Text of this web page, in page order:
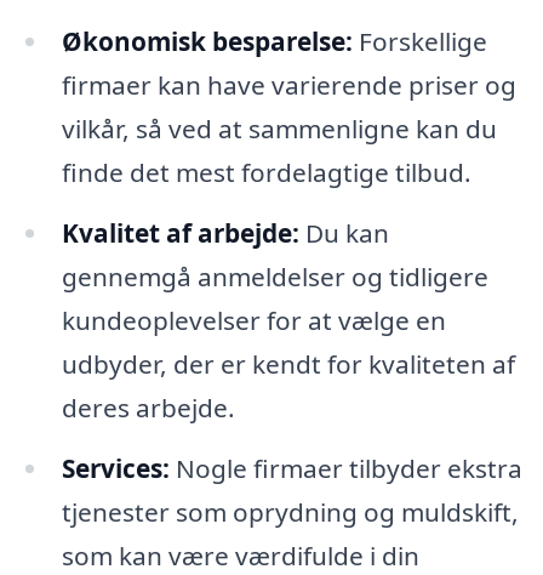
Økonomisk besparelse: Forskellige
firmaer kan have varierende priser og
vilkår, så ved at sammenligne kan du
finde det mest fordelagtige tilbud.
Kvalitet af arbejde: Du kan
gennemgå anmeldelser og tidligere
kundeoplevelser for at vælge en
udbyder, der er kendt for kvaliteten af
deres arbejde.
Services: Nogle firmaer tilbyder ekstra
tjenester som oprydning og muldskift,
som kan være værdifulde i din